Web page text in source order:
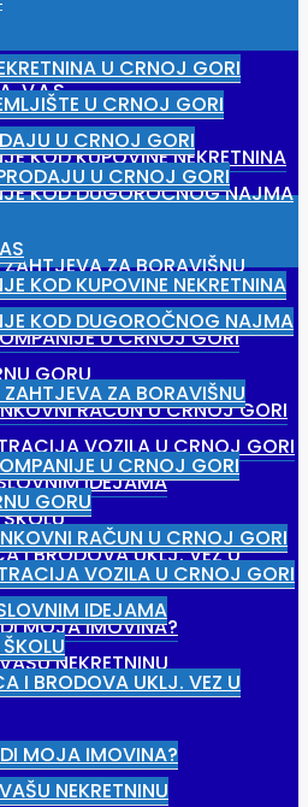
VAS
KOD KUPOVINE NEKRETNINA
KOD DUGOROČNOG NAJMA
ZAHTJEVA ZA BORAVIŠNU
U CRNOJ GORI
GORU
RAČUN U CRNOJ GORI
VOZILA U CRNOJ GORI
IDEJAMA
I BRODOVA UKLJ. VEZ U
MOJA IMOVINA?
NEKRETNINU
U CRNOJ GORI
U CRNOJ GORI
U CRNOJ GORI
U CRNOJ GORI
KOD KUPOVINE NEKRETNINA
KOD DUGOROČNOG NAJMA
ZAHTJEVA ZA BORAVIŠNU
U CRNOJ GORI
GORU
RAČUN U CRNOJ GORI
VOZILA U CRNOJ GORI
IDEJAMA
I BRODOVA UKLJ. VEZ U
MOJA IMOVINA?
NEKRETNINU